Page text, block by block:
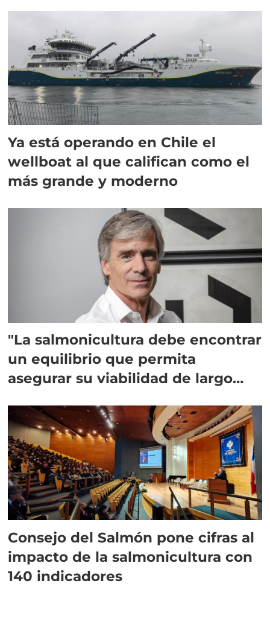
Ya está operando en Chile el
wellboat al que califican como el
más grande y moderno
"La salmonicultura debe encontrar
un equilibrio que permita
asegurar su viabilidad de largo
Consejo del Salmón pone cifras al
impacto de la salmonicultura con
140 indicadores